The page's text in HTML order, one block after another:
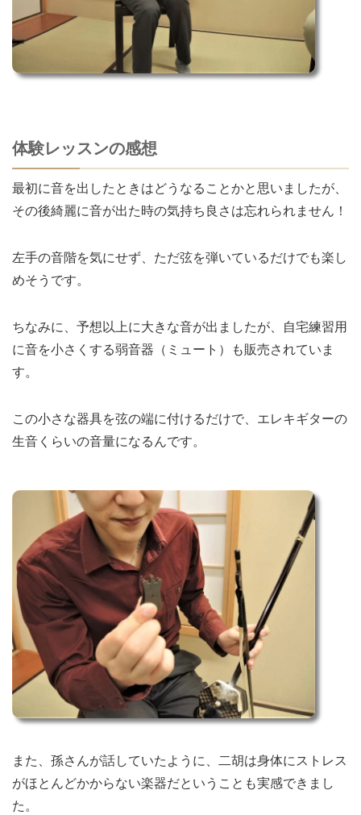
体験レッスンの感想
最初に音を出したときはどうなることかと思いましたが、
その後綺麗に音が出た時の気持ち良さは忘れられません！
左手の音階を気にせず、ただ弦を弾いているだけでも楽し
めそうです。
ちなみに、予想以上に大きな音が出ましたが、自宅練習用
に音を小さくする弱音器（ミュート）も販売されていま
す。
この小さな器具を弦の端に付けるだけで、エレキギターの
生音くらいの音量になるんです。
また、孫さんが話していたように、二胡は身体にストレス
がほとんどかからない楽器だということも実感できまし
た。